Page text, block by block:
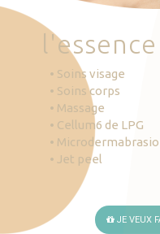
'essence
• Soins visage
• Soins corps
• Massage
• Cellum6 de LPG
•
• Jet peel
JE VEUX